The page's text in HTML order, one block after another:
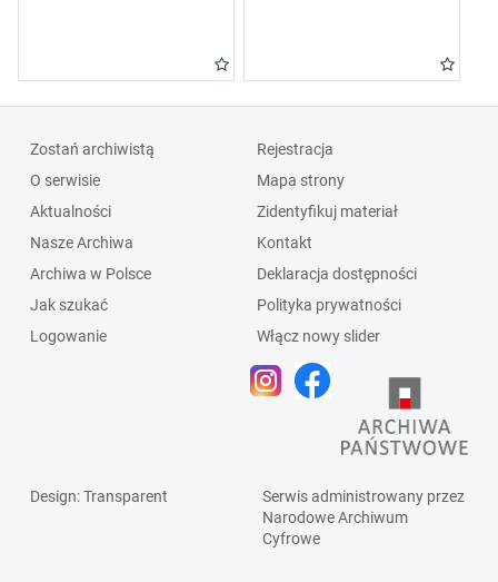
Zostań archiwistą
O serwisie
Aktualności
Nasze Archiwa
Archiwa w Polsce
Jak szukać
Logowanie
Rejestracja
Mapa strony
Zidentyfikuj materiał
Kontakt
Deklaracja dostępności
Polityka prywatności
Włącz nowy slider
Design: Transparent
Serwis administrowany przez
Narodowe Archiwum
Cyfrowe